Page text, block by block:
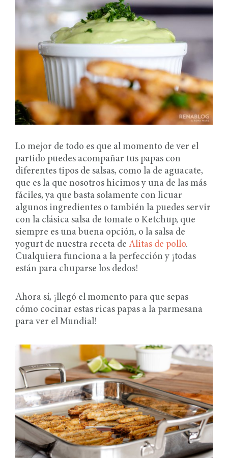
Lo mejor de todo es que al momento de ver el
partido puedes acompañar tus papas con
diferentes tipos de salsas, como la de aguacate,
que es la que nosotros hicimos y una de las más
fáciles, ya que basta solamente con licuar
algunos ingredientes o también la puedes servir
con la clásica salsa de tomate o Ketchup, que
siempre es una buena opción, o la salsa de
yogurt de nuestra receta de Alitas de pollo.
Cualquiera funciona a la perfección y ¡todas
están para chuparse los dedos!
Ahora sí, ¡llegó el momento para que sepas
cómo cocinar estas ricas papas a la parmesana
para ver el Mundial!